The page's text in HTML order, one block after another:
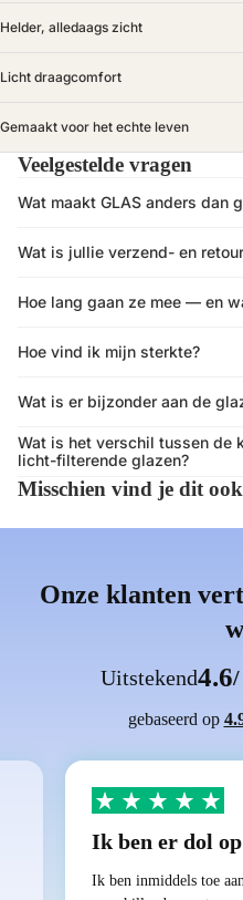
Helder, alledaags zicht
Licht draagcomfort
Gemaakt voor het echte leven
Veelgestelde vragen
Wat maakt GLAS anders dan
Wat is jullie verzend- en
Hoe lang gaan ze mee — en
Hoe vind ik mijn sterkte?
Wat is er bijzonder aan de
Wat is het verschil tussen de
licht-filterende glazen?
Misschien vind je dit
Onze klanten
Uitstekend4.6/
gebaseerd op
Ik ben er dol
Ik ben inmiddels toe